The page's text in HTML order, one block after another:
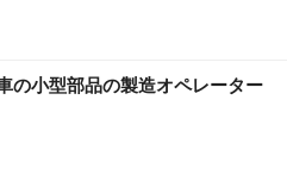
の小型部品の製造オペレーター